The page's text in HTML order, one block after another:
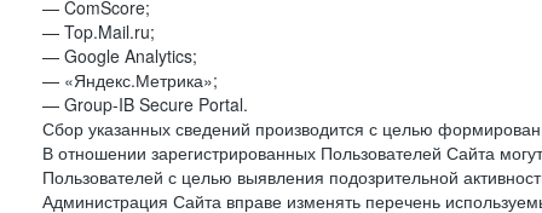
— ComScore;
— Top.Mail.ru;
— Google Analytics;
— «Яндекс.Метрика»;
— Group-IB Secure Portal.
Сбор указанных сведений производится с целью
В отношении зарегистрированных Пользователей Сайта
Пользователей с целью выявления подозрительной
Администрация Сайта вправе изменять перечень